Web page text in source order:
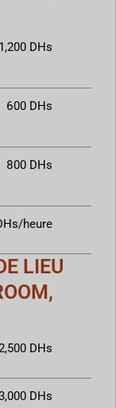
1,200 DHs
600 DHs
800 DHs
heure
LIEU
DHs
DHs